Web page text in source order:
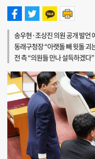
송우현·조상진 의원 공개 발언
동래구청장 “아랫돌 빼 윗돌 괴
전 측 “의원들 만나 설득하겠다”